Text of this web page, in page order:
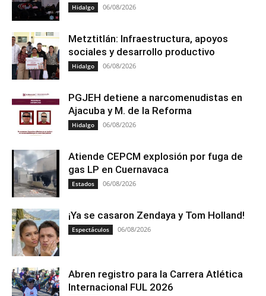
Hidalgo 06/08/2026
Metztitlán: Infraestructura, apoyos
sociales y desarrollo productivo
Hidalgo 06/08/2026
PGJEH detiene a narcomenudistas en
Ajacuba y M. de la Reforma
Hidalgo 06/08/2026
Atiende CEPCM explosión por fuga de
gas LP en Cuernavaca
Estados 06/08/2026
¡Ya se casaron Zendaya y Tom Holland!
Espectáculos 06/08/2026
Abren registro para la Carrera Atlética
Internacional FUL 2026